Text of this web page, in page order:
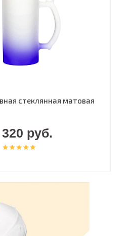
стеклянная матовая
320 руб.